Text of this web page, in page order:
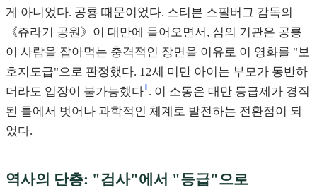
게 아니었다. 공룡 때문이었다. 스티븐 스필버그 감독의
《쥬라기 공원》이 대만에 들어오면서, 심의 기관은 공룡
이 사람을 잡아먹는 충격적인 장면을 이유로 이 영화를 "보
호지도급"으로 판정했다. 12세 미만 아이는 부모가 동반하
더라도 입장이 불가능했다1. 이 소동은 대만 등급제가 경직
된 틀에서 벗어나 과학적인 체계로 발전하는 전환점이 되
었다.
역사의 단층: "검사"에서 "등급"으로